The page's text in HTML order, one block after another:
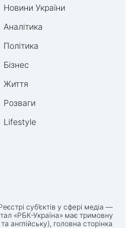
Новини України
Аналітика
Політика
Бізнес
Життя
Розваги
Lifestyle
суб’єктів у сфері медіа —
«РБК-Україна» має тримовну
англійську), головна сторінка